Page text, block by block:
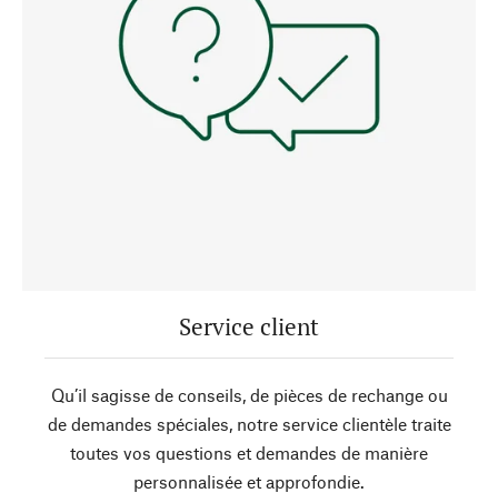
Service client
Qu’il sagisse de conseils, de pièces de rechange ou
de demandes spéciales, notre service clientèle traite
toutes vos questions et demandes de manière
personnalisée et approfondie.